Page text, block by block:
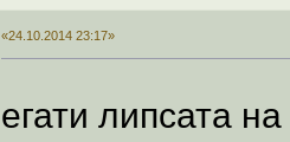
«24.10.2014 23:17»
егати липсата